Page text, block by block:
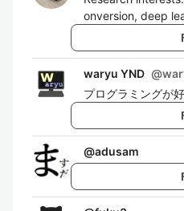
onversion, deep
waryu YND @
プログラミングが
@adusam